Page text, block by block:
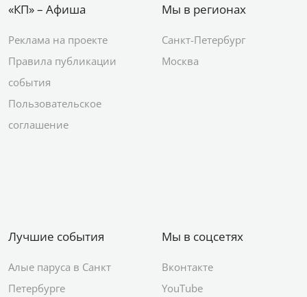
«КП» – Афиша
Реклама на проекте
Правила публикации
события
Пользовательское
соглашение
Мы в регионах
Санкт-Петербург
Москва
Лучшие события
Алые паруса в Санкт
Петербурге
Мы в соцсетях
Вконтакте
YouTube